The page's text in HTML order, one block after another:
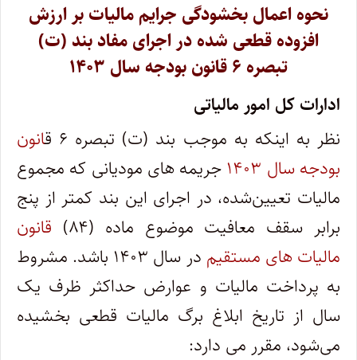
نحوه اعمال بخشودگی جرایم مالیات بر ارزش
افزوده قطعی شده در اجرای مفاد بند (ت)
تبصره ۶ قانون بودجه سال ۱۴۰۳
ادارات کل امور مالیاتی
نظر به اینکه به موجب بند (ت) تبصره ۶ ق
انون
بودجه سال ۱۴۰۳
جریمه های مودیانی که مجموع
مالیات تعیین‌شده، در اجرای این بند کمتر از پنج
برابر سقف معافیت موضوع ماده (۸۴)
قانون
مالیات های مستقیم
در سال ۱۴۰۳ باشد. مشروط
به پرداخت مالیات و عوارض حداکثر ظرف یک
سال از تاریخ ابلاغ برگ مالیات قطعی بخشیده
می‌شود، مقرر می دارد: